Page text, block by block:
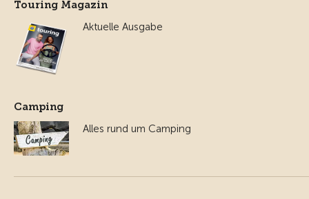
Touring Magazin
Aktuelle Ausgabe
Camping
Alles rund um Camping